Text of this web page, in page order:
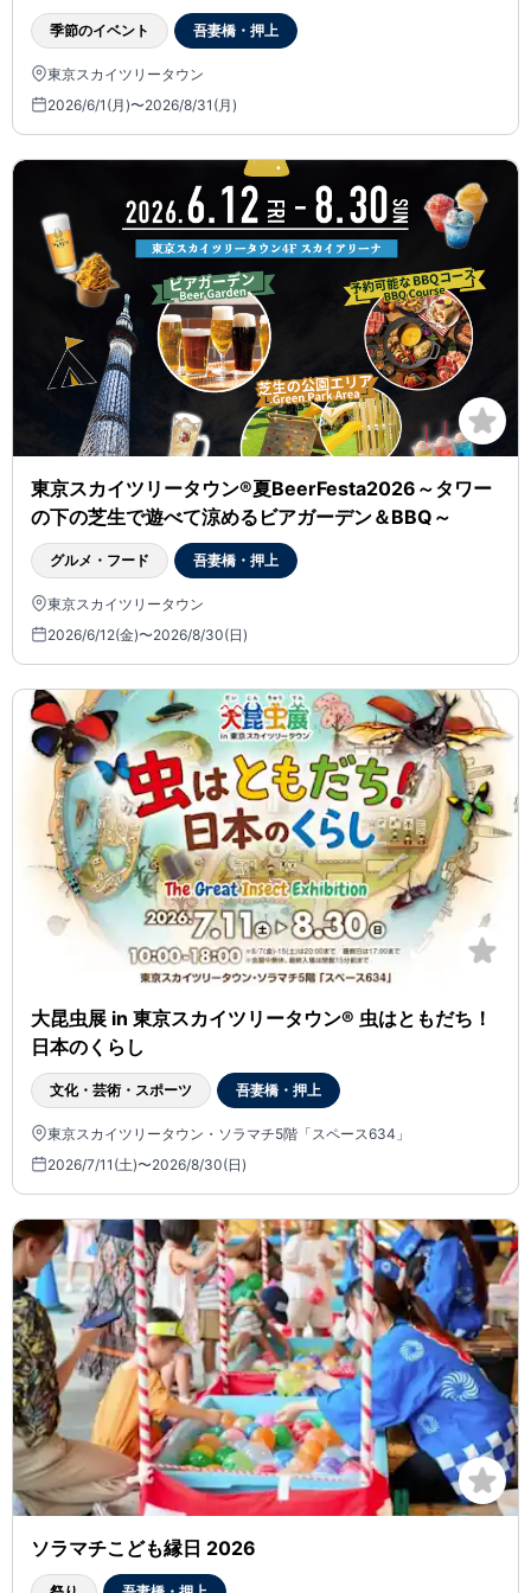
季節のイベント 吾妻橋・押上
東京スカイツリータウン
2026/6/1(月)〜2026/8/31(月)
東京スカイツリータウン®夏BeerFesta2026～タワー
の下の芝生で遊べて涼めるビアガーデン＆BBQ～
グルメ・フード 吾妻橋・押上
東京スカイツリータウン
2026/6/12(金)〜2026/8/30(日)
大昆虫展 in 東京スカイツリータウン® 虫はともだち！
日本のくらし
文化・芸術・スポーツ 吾妻橋・押上
東京スカイツリータウン・ソラマチ5階「スペース634」
2026/7/11(土)〜2026/8/30(日)
ソラマチこども縁日 2026